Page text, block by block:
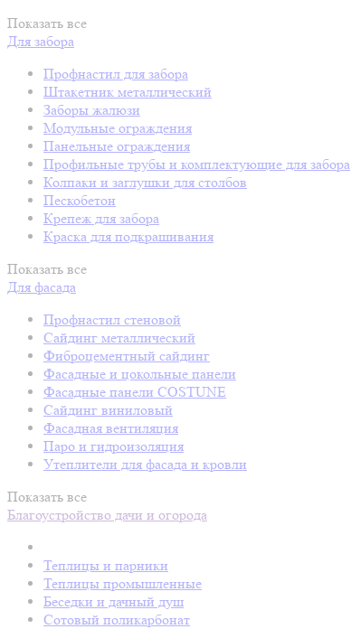
Показать все
Для забора
Профнастил для забора
Штакетник металлический
Заборы жалюзи
Модульные ограждения
Панельные ограждения
Профильные трубы и комплектующие для забора
Колпаки и заглушки для столбов
Пескобетон
Крепеж для забора
Краска для подкрашивания
Показать все
Для фасада
Профнастил стеновой
Сайдинг металлический
Фиброцементный сайдинг
Фасадные и цокольные панели
Фасадные панели COSTUNE
Сайдинг виниловый
Фасадная вентиляция
Паро и гидроизоляция
Утеплители для фасада и кровли
Показать все
Благоустройство дачи и огорода
Теплицы и парники
Теплицы промышленные
Беседки и дачный душ
Сотовый поликарбонат